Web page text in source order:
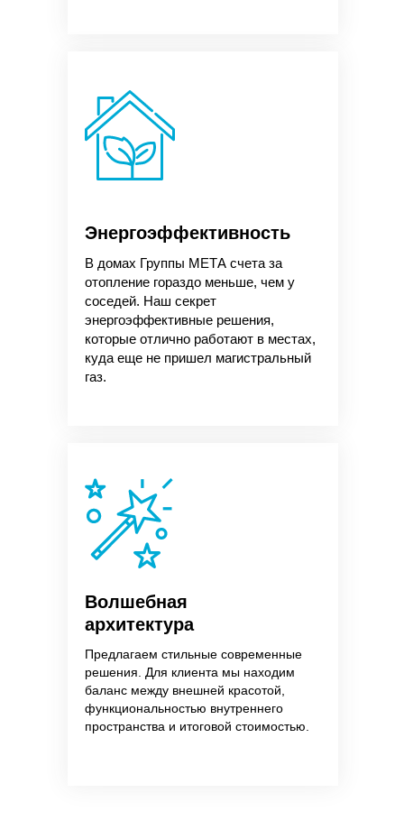
В домах Группы МЕТА счета за
отопление гораздо меньше, чем у
соседей. Наш секрет
энергоэффективные решения,
которые отлично работают в местах,
куда еще не пришел магистральный
газ.
Предлагаем стильные современные
решения. Для клиента мы находим
баланс между внешней красотой,
функциональностью внутреннего
пространства и итоговой стоимостью.
Энергоэффективность
Волшебная
архитектура